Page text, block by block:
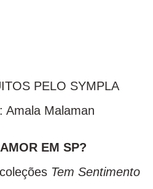
PELO SYMPLA
Malaman
EM SP?
Tem Sentimento